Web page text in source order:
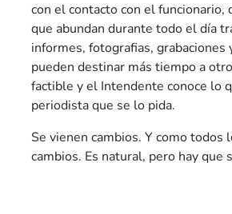
con el contacto con el
que abundan durante todo el día
informes, fotografias,
pueden destinar más tiempo a
factible y el Intendente conoce lo
periodista que se lo pida.
Se vienen cambios. Y como todos
cambios. Es natural, pero hay